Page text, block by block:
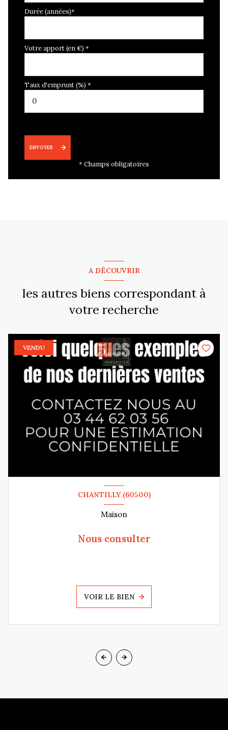
Durée (années)*
Votre apport (en €) *
Taux d'emprunt (%) *
ENVOYER
* Champs obligatoires
A DÉCOUVRIR
les autres biens correspondant à
votre recherche
VENDU
CHANTILLY (60500)
Maison
Nous consulter
VOIR LE BIEN